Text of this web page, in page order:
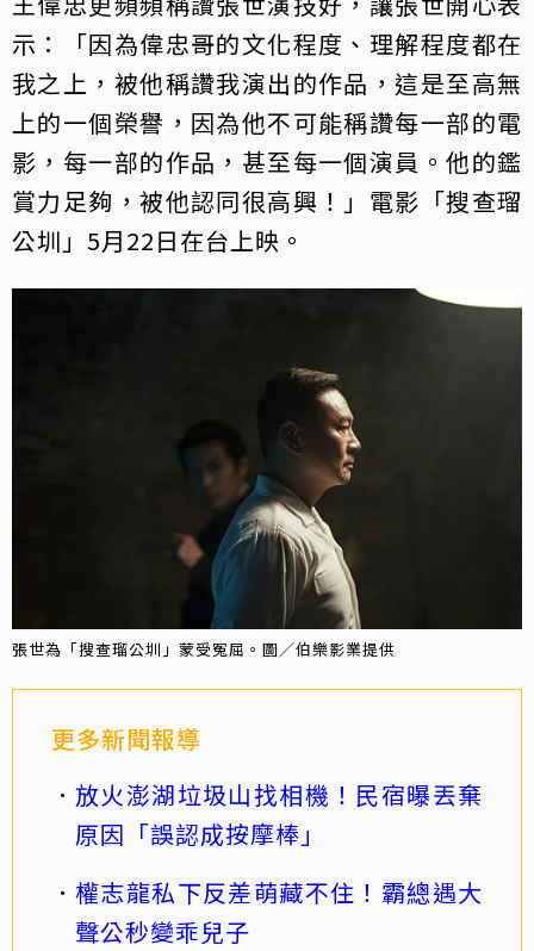
示：「因為偉忠哥的文化程度、理解程度都在
我之上，被他稱讚我演出的作品，這是至高無
上的一個榮譽，因為他不可能稱讚每一部的電
影，每一部的作品，甚至每一個演員。他的鑑
賞力足夠，被他認同很高興！」電影「搜查瑠
公圳」5月22日在台上映。
張世為「搜查瑠公圳」蒙受冤屈。圖／伯樂影業提供
更多新聞報導
放火澎湖垃圾山找相機！民宿曝丟棄
原因「誤認成按摩棒」
權志龍私下反差萌藏不住！霸總遇大
聲公秒變乖兒子